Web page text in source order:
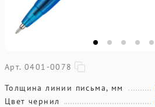
Арт. 0401-0078
Толщина линии письма, мм
Цвет чернил